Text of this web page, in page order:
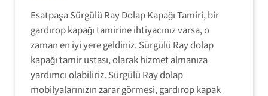
Esatpaşa Sürgülü Ray Dolap Kapağı Tamiri, bir
gardırop kapağı tamirine ihtiyacınız varsa, o
zaman en iyi yere geldiniz. Sürgülü Ray dolap
kapağı tamir ustası, olarak hizmet almanıza
yardımcı olabiliriz. Sürgülü Ray dolap
mobilyalarınızın zarar görmesi, gardırop kapak